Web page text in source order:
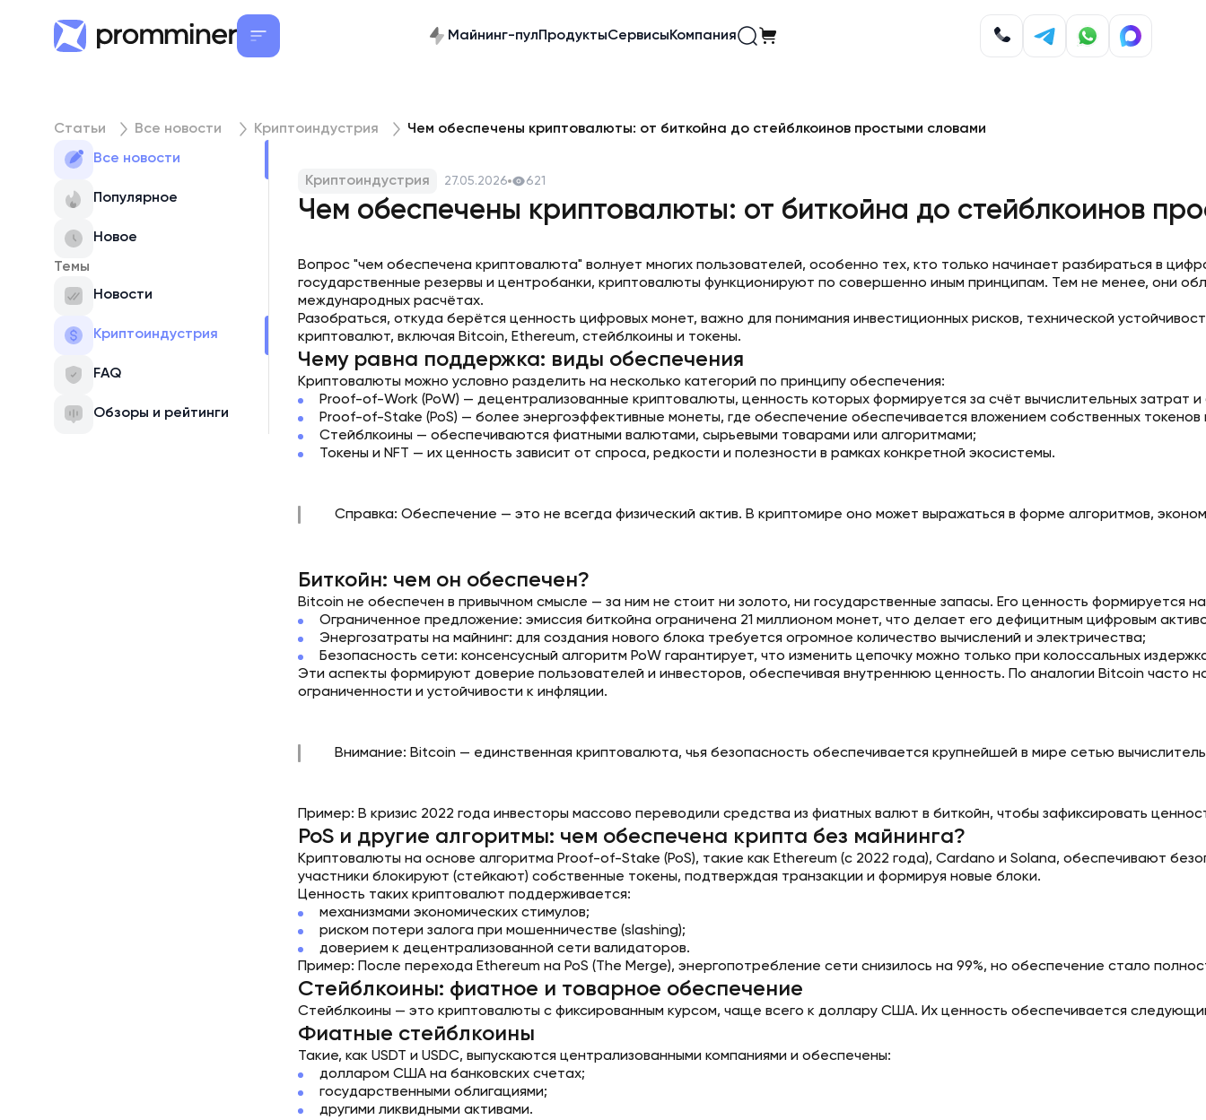
Майнинг-пулПродуктыСервисыКомпания
Статьи Все новости Криптоиндустрия Чем обеспечены криптовалюты: от биткойна до стейблкоинов простыми словами
Все новости
Популярное
Новое
Темы
Новости
Криптоиндустрия
FAQ
Обзоры и рейтинги
Криптоиндустрия 27.05.2026 621
Чем обеспечены криптовалюты: от биткойна до стейблкоинов
Вопрос "чем обеспечена криптовалюта" волнует многих пользователей, особенно тех, кто только начинает разбираться в
государственные резервы и центробанки, криптовалюты функционируют по совершенно иным принципам. Тем не менее, они
международных расчётах.
Разобраться, откуда берётся ценность цифровых монет, важно для понимания инвестиционных рисков, технической
криптовалют, включая Bitcoin, Ethereum, стейблкоины и токены.
Чему равна поддержка: виды обеспечения
Криптовалюты можно условно разделить на несколько категорий по принципу обеспечения:
Proof-of-Work (PoW) — децентрализованные криптовалюты, ценность которых формируется за счёт вычислительных затрат
Proof-of-Stake (PoS) — более энергоэффективные монеты, где обеспечение обеспечивается вложением собственных токенов
Стейблкоины — обеспечиваются фиатными валютами, сырьевыми товарами или алгоритмами;
Токены и NFT — их ценность зависит от спроса, редкости и полезности в рамках конкретной экосистемы.
Справка: Обеспечение — это не всегда физический актив. В криптомире оно может выражаться в форме алгоритмов,
Биткойн: чем он обеспечен?
Bitcoin не обеспечен в привычном смысле — за ним не стоит ни золото, ни государственные запасы. Его ценность формируется
Ограниченное предложение: эмиссия биткойна ограничена 21 миллионом монет, что делает его дефицитным цифровым
Энергозатраты на майнинг: для создания нового блока требуется огромное количество вычислений и электричества;
Безопасность сети: консенсусный алгоритм PoW гарантирует, что изменить цепочку можно только при колоссальных
Эти аспекты формируют доверие пользователей и инвесторов, обеспечивая внутреннюю ценность. По аналогии Bitcoin часто
ограниченности и устойчивости к инфляции.
Внимание: Bitcoin — единственная криптовалюта, чья безопасность обеспечивается крупнейшей в мире сетью
Пример: В кризис 2022 года инвесторы массово переводили средства из фиатных валют в биткойн, чтобы зафиксировать
PoS и другие алгоритмы: чем обеспечена крипта без майнинга?
Криптовалюты на основе алгоритма Proof-of-Stake (PoS), такие как Ethereum (с 2022 года), Cardano и Solana, обеспечивают
участники блокируют (стейкают) собственные токены, подтверждая транзакции и формируя новые блоки.
Ценность таких криптовалют поддерживается:
механизмами экономических стимулов;
риском потери залога при мошенничестве (slashing);
доверием к децентрализованной сети валидаторов.
Пример: После перехода Ethereum на PoS (The Merge), энергопотребление сети снизилось на 99%, но обеспечение стало
Стейблкоины: фиатное и товарное обеспечение
Стейблкоины — это криптовалюты с фиксированным курсом, чаще всего к доллару США. Их ценность обеспечивается
Фиатные стейблкоины
Такие, как USDT и USDC, выпускаются централизованными компаниями и обеспечены:
долларом США на банковских счетах;
государственными облигациями;
другими ликвидными активами.